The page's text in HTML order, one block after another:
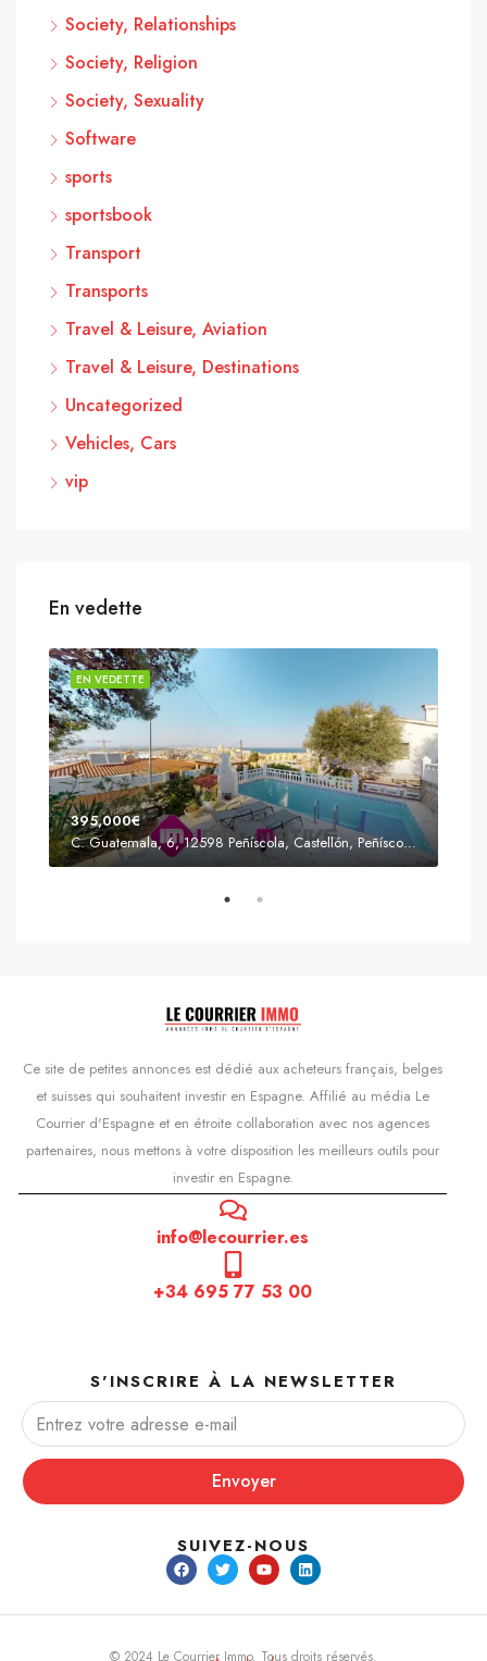
Society, Relationships
Society, Religion
Society, Sexuality
Software
sports
sportsbook
Transport
Transports
Travel & Leisure, Aviation
Travel & Leisure, Destinations
Uncategorized
Vehicles, Cars
vip
En vedette
EN VEDETTE
395,000€
C. Guatemala, 6, 12598 Peñíscola, Castellón, Peñíscola, Communauté valencienne
Ce site de petites annonces est dédié aux acheteurs français, belges
et suisses qui souhaitent investir en Espagne. Affilié au média Le
Courrier d'Espagne et en étroite collaboration avec nos agences
partenaires, nous mettons à votre disposition les meilleurs outils pour
investir en Espagne.
info@lecourrier.es
+34 695 77 53 00
S'INSCRIRE À LA NEWSLETTER
Envoyer
SUIVEZ-NOUS
© 2024 Le Courrier Immo. Tous droits réservés.